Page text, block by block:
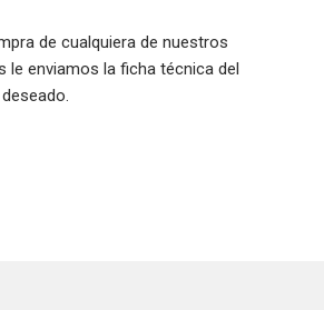
de cualquiera de nuestros
le enviamos la ficha técnica del